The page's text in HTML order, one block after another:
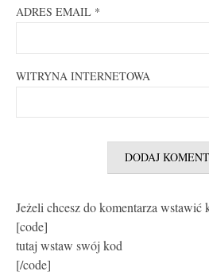
ADRES EMAIL *
WITRYNA INTERNETOWA
Jeżeli chcesz do komentarza wstawić
[code]
tutaj wstaw swój kod
[/code]